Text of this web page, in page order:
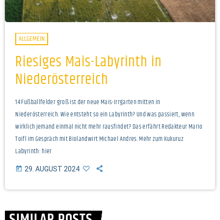
ALLGEMEIN
Riesiges Mais-Labyrinth in
Niederösterreich
14 Fußballfelder groß ist der neue Mais-Irrgarten mitten in
Niederösterreich. Wie entsteht so ein Labyrinth? Und was passiert, wenn
wirklich jemand einmal nicht mehr rausfindet? Das erfährt Redakteur Mario
Toifl im Gespräch mit Biolandwirt Michael Andres. Mehr zum Kukuruz
Labyrinth: hier
today 29. AUGUST 2024